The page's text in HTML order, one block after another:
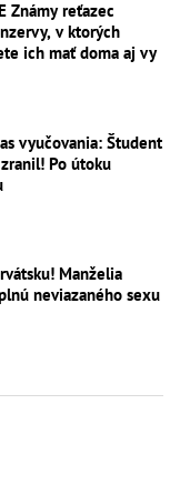
Známy reťazec
v ktorých
ich mať doma aj vy
vyučovania: Študent
Po útoku
Manželia
neviazaného sexu